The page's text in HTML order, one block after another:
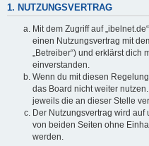
1. NUTZUNGSVERTRAG
Mit dem Zugriff auf
einen Nutzungsvertrag mit
„Betreiber“) und erklärst dich
einverstanden.
Wenn du mit diesen
das Board nicht weiter
jeweils die an dieser Stelle
Der Nutzungsvertrag wird
von beiden Seiten ohne
werden.